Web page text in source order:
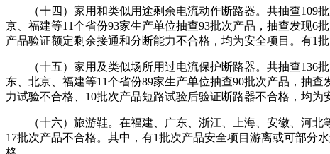
（十四）家用和类似用途剩余电流动作断路器。共抽查109批
京、福建等11个省份93家生产单位抽查93批次产品，抽查发现6
产品验证额定剩余接通和分断能力不合格，均为安全项目。有1
（十五）家用及类似场所用过电流保护断路器。共抽查136批
东、北京、福建等11个省份89家生产单位抽查90批次产品，抽
力试验不合格、10批次产品短路试验后验证断路器不合格，均
（十六）旅游鞋。在福建、广东、浙江、上海、安徽、河北
17批次产品不合格。其中，有1批次产品安全项目游离或可部分